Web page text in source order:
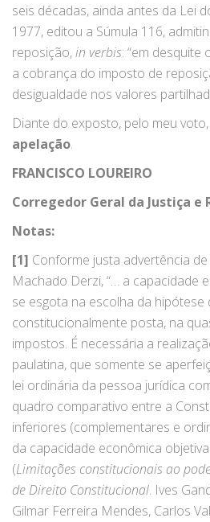
seis décadas, ainda antes da Lei
1977, editou a Súmula 116,
reposição,in verbis: “em desquite
a cobrança do imposto de
desigualdade nos valores
Diante do exposto, pelo meu voto,
apelação.
FRANCISCO LOUREIRO
Corregedor Geral da Justiça e
Notas:
[1] Conforme justa advertência
Machado Derzi, “… a capacidade
se esgota na escolha da hipótese
constitucionalmente posta, na
impostos. É necessária a
paulatina, que somente se
lei ordinária da pessoa jurídica
quadro comparativo entre a
inferiores (complementares e
da capacidade econômica
(Limitações constitucionais ao
de Direito Constitucional. Ives
Gilmar Ferreira Mendes, Carlos